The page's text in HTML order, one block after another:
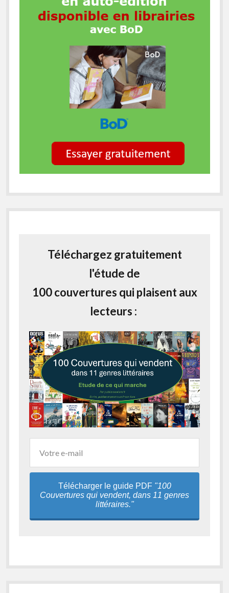
Téléchargez gratuitement
l'étude de
100 couvertures qui plaisent aux
lecteurs :
Télécharger le guide PDF "100
Couvertures qui vendent, dans 11 genres
littéraires."